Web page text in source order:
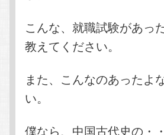
こんな、就職試験があっ
教えてください。
また、こんなのあったよ
い。
僕なら、中国古代史の・